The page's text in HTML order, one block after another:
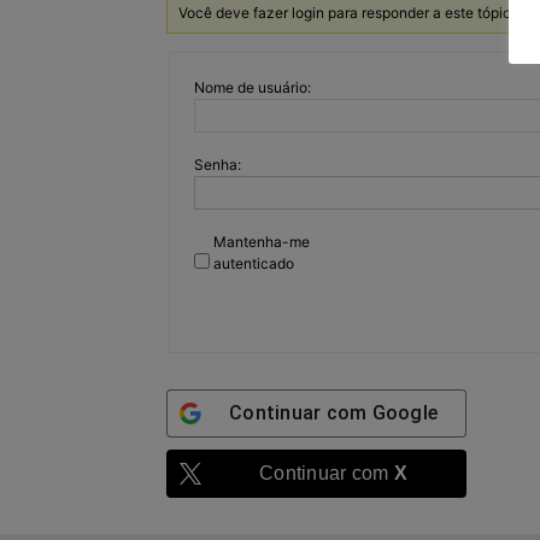
Você deve fazer login para responder a este tópico.
Nome de usuário:
Senha:
Mantenha-me
autenticado
Continuar com Google
Continuar com X